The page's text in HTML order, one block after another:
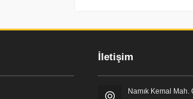
İletişim
Namık Kemal